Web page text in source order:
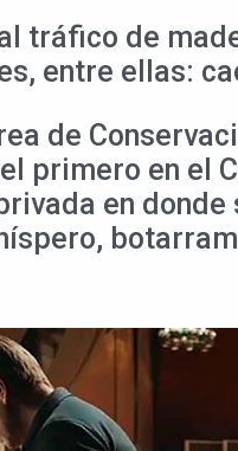
tráfico de
entre ellas:
de
en el
en